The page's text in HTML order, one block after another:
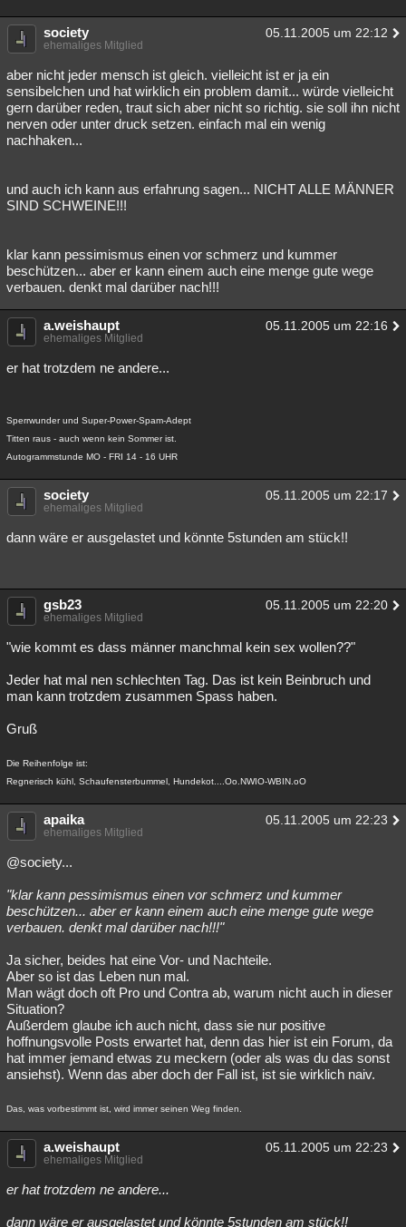
society 05.11.2005 um 22:12
ehemaliges Mitglied
aber nicht jeder mensch ist gleich. vielleicht ist er ja ein
sensibelchen und hat wirklich ein problem damit... würde vielleicht
gern darüber reden, traut sich aber nicht so richtig. sie soll ihn nicht
nerven oder unter druck setzen. einfach mal ein wenig
nachhaken...
und auch ich kann aus erfahrung sagen... NICHT ALLE MÄNNER
SIND SCHWEINE!!!
klar kann pessimismus einen vor schmerz und kummer
beschützen... aber er kann einem auch eine menge gute wege
verbauen. denkt mal darüber nach!!!
a.weishaupt 05.11.2005 um 22:16
ehemaliges Mitglied
er hat trotzdem ne andere...
Sperrwunder und Super-Power-Spam-Adept
Titten raus - auch wenn kein Sommer ist.
Autogrammstunde MO - FRI 14 - 16 UHR
society 05.11.2005 um 22:17
ehemaliges Mitglied
dann wäre er ausgelastet und könnte 5stunden am stück!!
gsb23 05.11.2005 um 22:20
ehemaliges Mitglied
"wie kommt es dass männer manchmal kein sex wollen??"
Jeder hat mal nen schlechten Tag. Das ist kein Beinbruch und
man kann trotzdem zusammen Spass haben.
Gruß
Die Reihenfolge ist:
Regnerisch kühl, Schaufensterbummel, Hundekot....Oo.NWIO-WBIN.oO
apaika 05.11.2005 um 22:23
ehemaliges Mitglied
@society...
"klar kann pessimismus einen vor schmerz und kummer
beschützen... aber er kann einem auch eine menge gute wege
verbauen. denkt mal darüber nach!!!"
Ja sicher, beides hat eine Vor- und Nachteile.
Aber so ist das Leben nun mal.
Man wägt doch oft Pro und Contra ab, warum nicht auch in dieser
Situation?
Außerdem glaube ich auch nicht, dass sie nur positive
hoffnungsvolle Posts erwartet hat, denn das hier ist ein Forum, da
hat immer jemand etwas zu meckern (oder als was du das sonst
ansiehst). Wenn das aber doch der Fall ist, ist sie wirklich naiv.
Das, was vorbestimmt ist, wird immer seinen Weg finden.
a.weishaupt 05.11.2005 um 22:23
ehemaliges Mitglied
er hat trotzdem ne andere...
dann wäre er ausgelastet und könnte 5stunden am stück!!